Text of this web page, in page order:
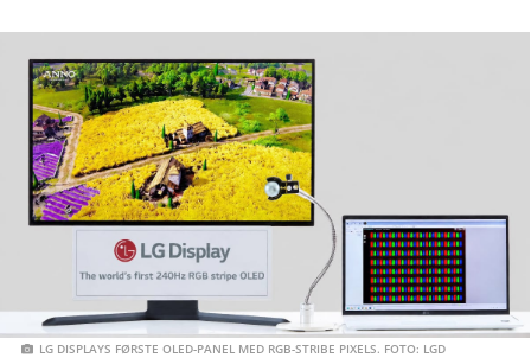
LG DISPLAYS FØRSTE OLED-PANEL MED RGB-STRIBE PIXELS. FOTO: LGD